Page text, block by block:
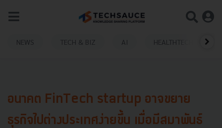
NEWS TECH & BIZ AI HEALTHTECH
อนาคต FinTech startup อาจขยาย
ธุรกิจไปต่างประเทศง่ายขึ้น เมื่อมีสมาพันธ์